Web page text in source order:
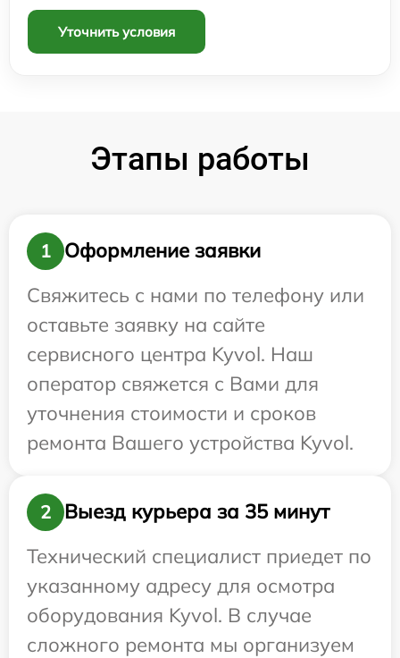
Уточнить условия
Этапы работы
1
Оформление заявки
Свяжитесь с нами по телефону или
оставьте заявку на сайте
сервисного центра Kyvol. Наш
оператор свяжется с Вами для
уточнения стоимости и сроков
ремонта Вашего устройства Kyvol.
2
Выезд курьера за 35 минут
Технический специалист приедет по
указанному адресу для осмотра
оборудования Kyvol. В случае
сложного ремонта мы организуем